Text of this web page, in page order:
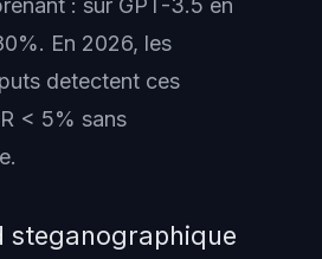
En 2026, les
detectent ces
< 5% sans
steganographique